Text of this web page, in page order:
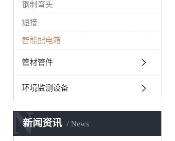
钢制弯头
短接
智能配电箱
管材管件
环境监测设备
新闻资讯 News
N